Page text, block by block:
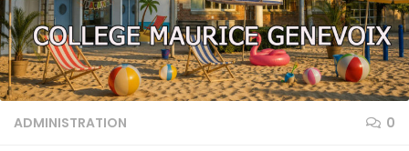
ADMINISTRATION 0